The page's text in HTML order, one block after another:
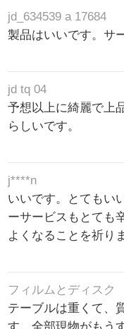
jd_634539 a 17684
製品はいいです。サ
jd tq 04
予想以上に綺麗で上
らしいです。
j****n
いいです。とてもい
ーサービスもとても
よくなることを祈り
フィルムとディスク
テーブルは重くて、